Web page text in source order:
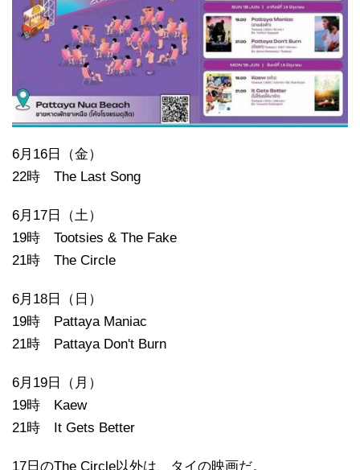
6月16日（金）
22時 The Last Song
6月17日（土）
19時 Tootsies & The Fake
21時 The Circle
6月18日（日）
19時 Pattaya Maniac
21時 Pattaya Don't Burn
6月19日（月）
19時 Kaew
21時 It Gets Better
17日のThe Circle以外は、タイの映画だ。